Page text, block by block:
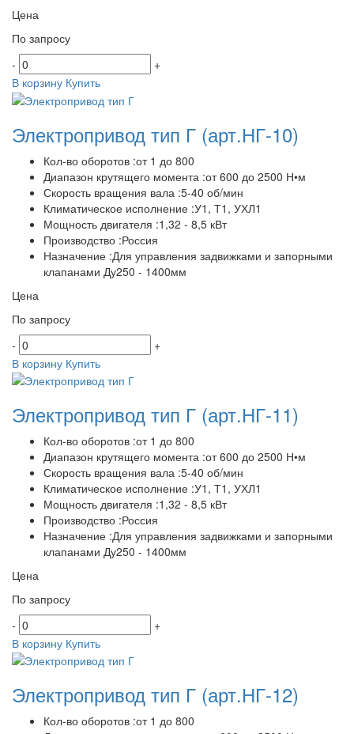
Цена
По запросу
-
+
В корзину Купить
Электропривод тип Г (арт.НГ-10)
Кол-во оборотов :от 1 до 800
Диапазон крутящего момента :от 600 до 2500 Н•м
Скорость вращения вала :5-40 об/мин
Климатическое исполнение :У1, Т1, УХЛ1
Мощность двигателя :1,32 - 8,5 кВт
Производство :Россия
Назначение :Для управления задвижками и запорными
клапанами Ду250 - 1400мм
Цена
По запросу
-
+
В корзину Купить
Электропривод тип Г (арт.НГ-11)
Кол-во оборотов :от 1 до 800
Диапазон крутящего момента :от 600 до 2500 Н•м
Скорость вращения вала :5-40 об/мин
Климатическое исполнение :У1, Т1, УХЛ1
Мощность двигателя :1,32 - 8,5 кВт
Производство :Россия
Назначение :Для управления задвижками и запорными
клапанами Ду250 - 1400мм
Цена
По запросу
-
+
В корзину Купить
Электропривод тип Г (арт.НГ-12)
Кол-во оборотов :от 1 до 800